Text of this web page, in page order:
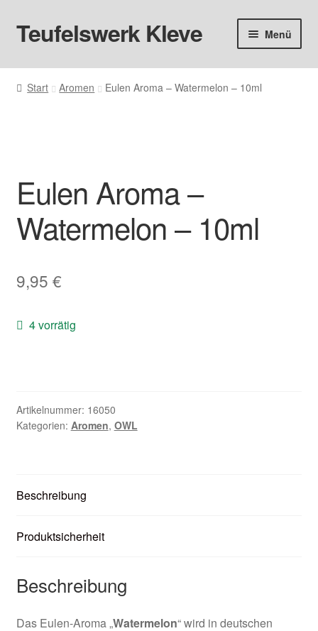
Zur
Navigation
Zum
Inhalt
Teufelswerk Kleve Menü
Startseite
Liquids
Big Puff
Basen & Nikotin
Zubehör
Kontaktformular
Start Aromen Eulen Aroma – Watermelon – 10ml
Eulen Aroma –
Watermelon – 10ml
9,95 €
4 vorrätig
Artikelnummer: 16050
Kategorien: Aromen, OWL
Beschreibung
Produktsicherheit
Beschreibung
Das Eulen-Aroma „Watermelon“ wird in deutschen